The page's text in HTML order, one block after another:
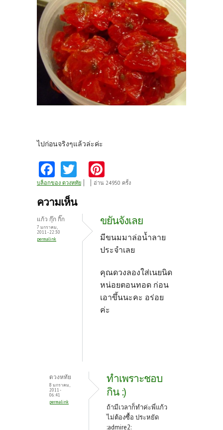
ไปก่อนจริงๆแล้วล่ะค่ะ
Fa
ce
b
o
o
k
w
itt
er
nt
es
t
บล็อกของ ดวงหทัย อ่าน 24950 ครั้ง
ความเห็น
แก้ว กุ๊ก กิ๊ก
7 มกราคม,
2011 - 22:30
permalink
ขยันจังเลย
มีขนมมาล่อน้ำลาย
ประจำเลย
คุณดวงลองใส่เนยนิด
หน่อยตอนทอด ก่อน
เอาขึ้นนะคะ อร่อย
ค่ะ
ดวงหทัย
8 มกราคม,
2011 -
06:41
permalink
ทำเพราะชอบ
กิน :)
ถ้ามีเวลาก็ทำค่ะพี่แก้ว
ไม่ต้องซื้อ ประหยัด
:admire2: